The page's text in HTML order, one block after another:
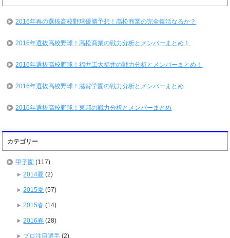
2016年春の選抜高校野球優勝予想！高松商業の完全復活なるか？
2016年選抜高校野球！高松商業の戦力分析とメンバーまとめ！
2016年選抜高校野球！福井工大福井の戦力分析とメンバーまとめ！
2016年選抜高校野球！滋賀学園の戦力分析とメンバーまとめ
2016年選抜高校野球！東邦の戦力分析とメンバーまとめ
カテゴリー
甲子園 (117)
2014夏 (2)
2015夏 (57)
2015春 (14)
2016春 (28)
プロ注目選手 (2)